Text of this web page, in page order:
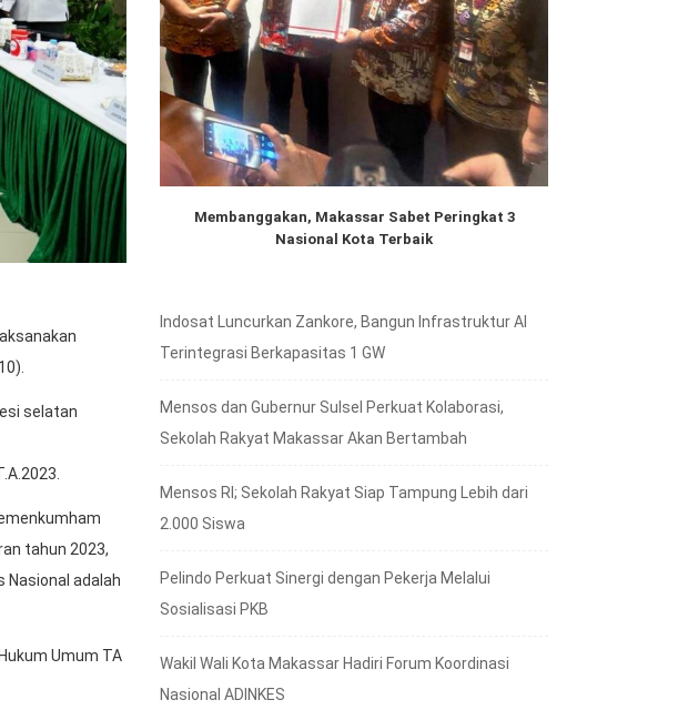
selatan
tahun 2023,
Nasional adalah
Umum TA
Membanggakan, Makassar Sabet Peringkat 3
Nasional Kota Terbaik
Indosat Luncurkan Zankore, Bangun Infrastruktur AI
Terintegrasi Berkapasitas 1 GW
Mensos dan Gubernur Sulsel Perkuat Kolaborasi,
Sekolah Rakyat Makassar Akan Bertambah
Mensos RI; Sekolah Rakyat Siap Tampung Lebih dari
2.000 Siswa
Pelindo Perkuat Sinergi dengan Pekerja Melalui
Sosialisasi PKB
Wakil Wali Kota Makassar Hadiri Forum Koordinasi
Nasional ADINKES